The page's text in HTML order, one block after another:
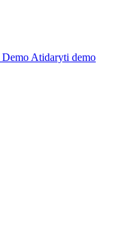
Demo Atidaryti demo